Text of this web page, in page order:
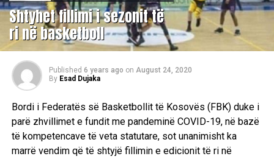
Shtyhet fillimi i sezonit të
ri në basketboll
Published 6 years ago on August 24, 2020
By Esad Dujaka
Bordi i Federatës së Basketbollit të Kosovës (FBK) duke i
parë zhvillimet e fundit me pandeminë COVID-19, në bazë
të kompetencave të veta statutare, sot unanimisht ka
marrë vendim që të shtyjë fillimin e edicionit të ri në